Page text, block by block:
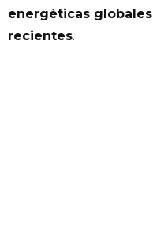
energéticas globales
recientes.